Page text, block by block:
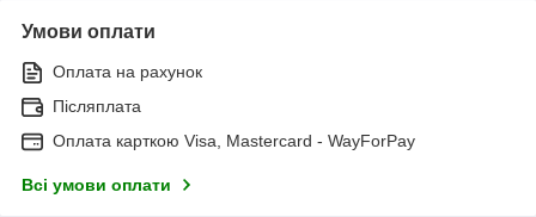
Умови оплати
Оплата на рахунок
Післяплата
Оплата карткою Visa, Mastercard - WayForPay
Всі умови оплати